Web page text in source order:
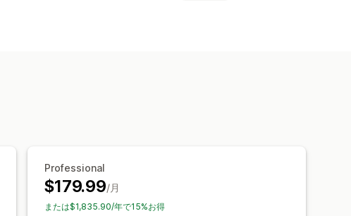
Professional
$179.99/月
または$1,835.90/年で15%お得